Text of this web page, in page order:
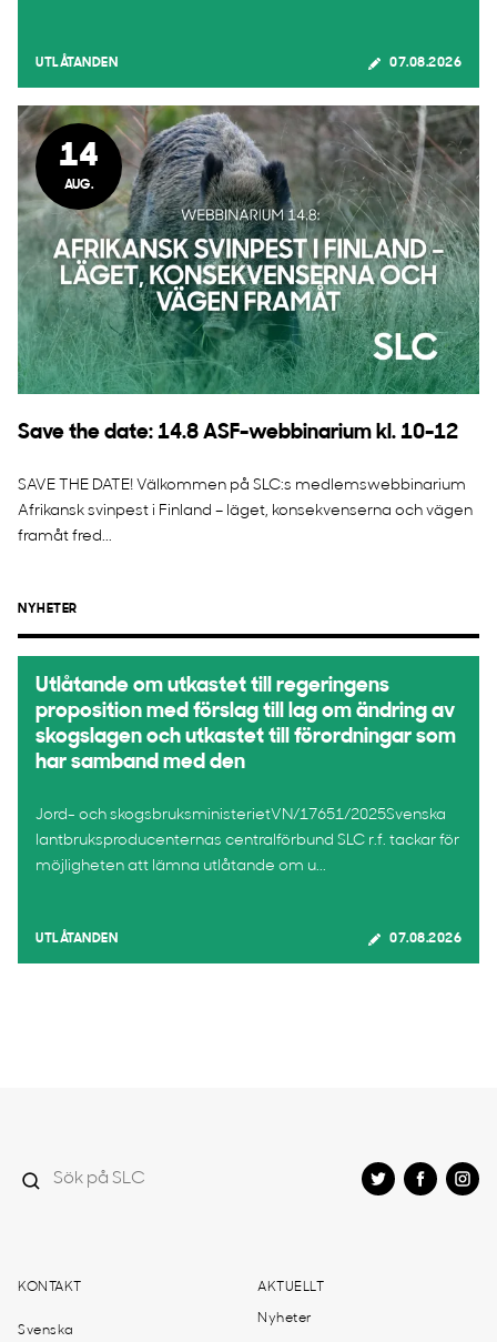
UTLÅTANDEN 07.08.2026
14
AUG.
Save the date: 14.8 ASF-webbinarium kl. 10-12
SAVE THE DATE! Välkommen på SLC:s medlemswebbinarium
Afrikansk svinpest i Finland – läget, konsekvenserna och vägen
framåt fred...
NYHETER
Utlåtande om utkastet till regeringens
proposition med förslag till lag om ändring av
skogslagen och utkastet till förordningar som
har samband med den
Jord- och skogsbruksministerietVN/17651/2025Svenska
lantbruksproducenternas centralförbund SLC r.f. tackar för
möjligheten att lämna utlåtande om u...
UTLÅTANDEN 07.08.2026
KONTAKT
Svenska
AKTUELLT
Nyheter